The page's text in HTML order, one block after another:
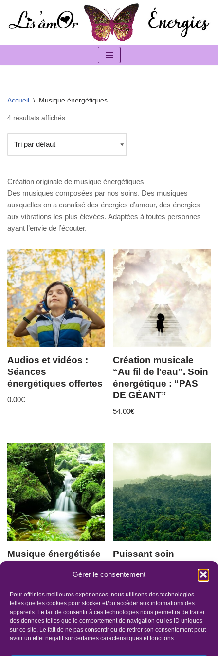
Gérer le consentement
Pour offrir les meilleures expériences, nous utilisons des technologies
telles que les cookies pour stocker et/ou accéder aux informations des
appareils. Le fait de consentir à ces technologies nous permettra de traiter
des données telles que le comportement de navigation ou les ID uniques
sur ce site. Le fait de ne pas consentir ou de retirer son consentement peut
avoir un effet négatif sur certaines caractéristiques et fonctions.
Aller
Accueil \ Musique énergétiques
4 résultats affichés
Création originale de musique énergétiques.
Des musiques composées par nos soins. Des musiques
auxquelles on a canalisé des énergies d’amour, des énergies
aux vibrations les plus élevées. Adaptées à toutes personnes
ayant l’envie de l’écouter.
Audios et vidéos :
Séances
énergétiques offertes
0.00€
Création musicale
“Au fil de l’eau”. Soin
énergétique : “PAS
DE GÉANT”
54.00€
Musique énergétisée
Puissant soin
de balai, et ancrage
mère” 26mn
36.00€